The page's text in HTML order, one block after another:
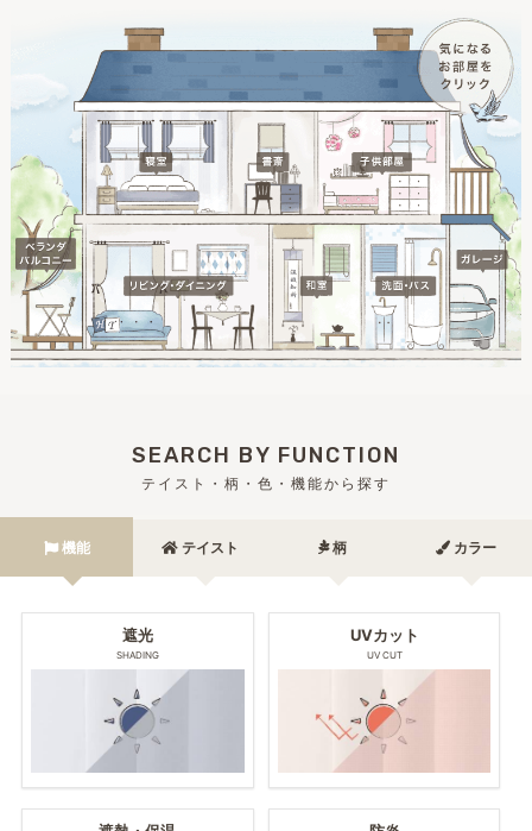
SEARCH BY FUNCTION
テイスト・柄・色・機能から探す
機能 テイスト 柄 カラー
遮光
SHADING
UVカット
UV CUT